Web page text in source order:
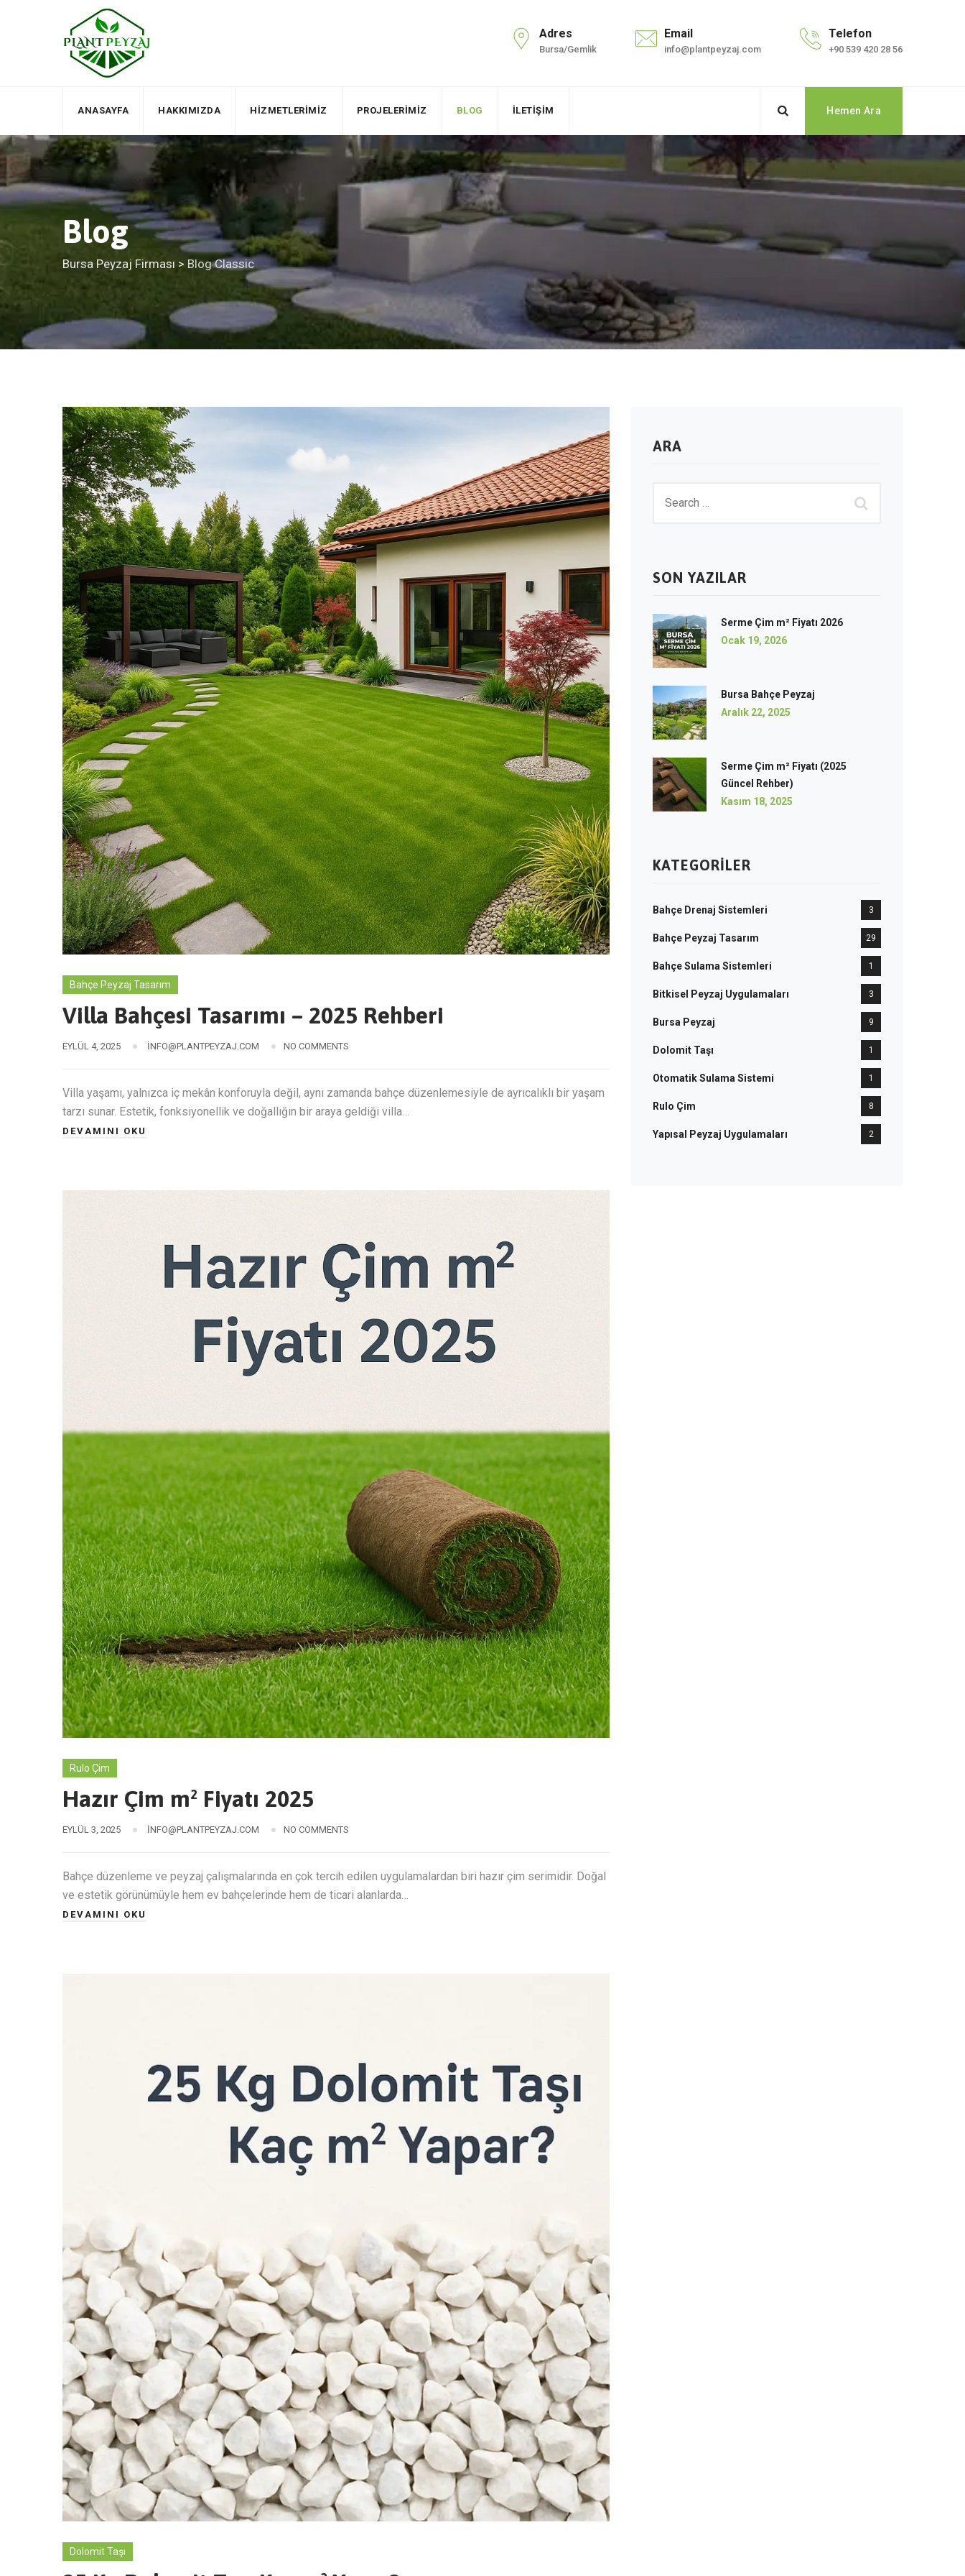
Adres
Bursa/Gemlik
Email
info@plantpeyzaj.com
Telefon
+90 539 420 28 56
ANASAYFA HAKKIMIZDA HIZMETLERIMIZ PROJELERIMIZ BLOG İLETIŞIM Hemen Ara
Blog
Bursa Peyzaj Firması > Blog Classic
Bahçe Peyzaj Tasarım
Villa Bahçesi Tasarımı – 2025 Rehberi
EYLÜL 4, 2025 INFO@PLANTPEYZAJ.COM NO COMMENTS
Villa yaşamı, yalnızca iç mekân konforuyla değil, aynı zamanda bahçe düzenlemesiyle de ayrıcalıklı bir yaşam
tarzı sunar. Estetik, fonksiyonellik ve doğallığın bir araya geldiği villa…
DEVAMINI OKU
Rulo Çim
Hazır Çim m² Fiyatı 2025
EYLÜL 3, 2025 INFO@PLANTPEYZAJ.COM NO COMMENTS
Bahçe düzenleme ve peyzaj çalışmalarında en çok tercih edilen uygulamalardan biri hazır çim serimidir. Doğal
ve estetik görünümüyle hem ev bahçelerinde hem de ticari alanlarda…
DEVAMINI OKU
Dolomit Taşı
ARA
SON YAZILAR
Serme Çim m² Fiyatı 2026
Ocak 19, 2026
Bursa Bahçe Peyzaj
Aralık 22, 2025
Serme Çim m² Fiyatı (2025
Güncel Rehber)
Kasım 18, 2025
KATEGORILER
Bahçe Drenaj Sistemleri 3
Bahçe Peyzaj Tasarım 29
Bahçe Sulama Sistemleri 1
Bitkisel Peyzaj Uygulamaları 3
Bursa Peyzaj 9
Dolomit Taşı 1
Otomatik Sulama Sistemi 1
Rulo Çim 8
Yapısal Peyzaj Uygulamaları 2